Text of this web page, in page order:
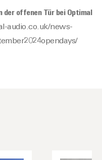
der offenen Tür bei Optimal
audio.co.uk/news-